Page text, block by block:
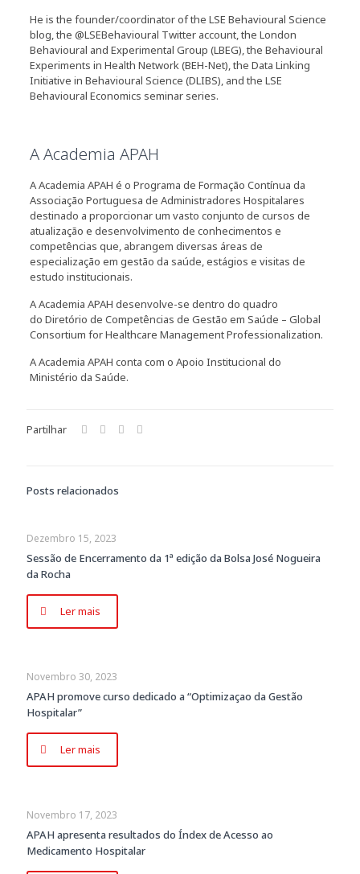
He is the founder/coordinator of the LSE Behavioural Science
blog, the @LSEBehavioural Twitter account, the London
Behavioural and Experimental Group (LBEG), the Behavioural
Experiments in Health Network (BEH-Net), the Data Linking
Initiative in Behavioural Science (DLIBS), and the LSE
Behavioural Economics seminar series.
AAcademia APAH
A Academia APAH é o Programa de Formação Contínua da
Associação Portuguesa de Administradores Hospitalares
destinado a proporcionar um vasto conjunto de cursos de
atualização e desenvolvimento de conhecimentos e
competências que, abrangem diversas áreas de
especialização em gestão da saúde, estágios e visitas de
estudo institucionais.
A Academia APAH desenvolve-se dentro do quadro
do Diretório de Competências de Gestão em Saúde – Global
Consortium for Healthcare Management Professionalization.
A Academia APAH conta com o Apoio Institucional do
Ministério da Saúde.
Partilhar
Posts relacionados
Dezembro 15, 2023
Sessão de Encerramento da 1ª edição da Bolsa José Nogueira
da Rocha
Ler mais
Novembro 30, 2023
APAH promove curso dedicado a “Optimizaçao da Gestão
Hospitalar”
Ler mais
Novembro 17, 2023
APAH apresenta resultados do Índex de Acesso ao
Medicamento Hospitalar